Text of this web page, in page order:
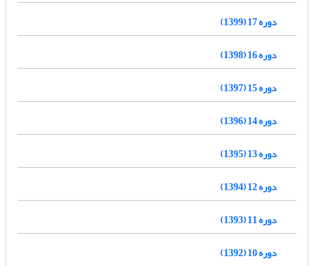
دوره 17 (1399)
دوره 16 (1398)
دوره 15 (1397)
دوره 14 (1396)
دوره 13 (1395)
دوره 12 (1394)
دوره 11 (1393)
دوره 10 (1392)